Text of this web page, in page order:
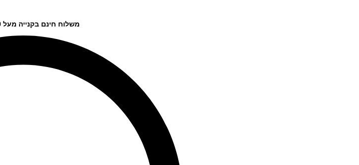
משלוח חינם בקנייה מעל 399 שקלים